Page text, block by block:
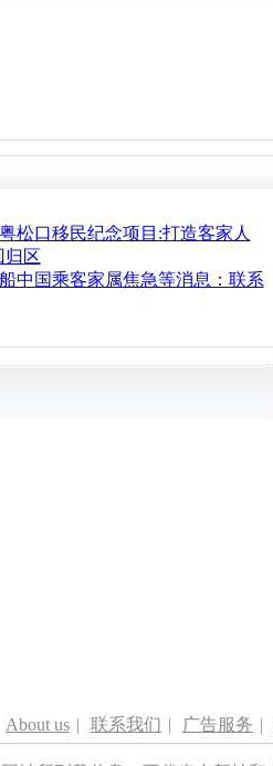
松口移民纪念项目:打造客家人
归区
中国乘客家属焦急等消息：联系
About us | 联系我们 | 广告服务 |